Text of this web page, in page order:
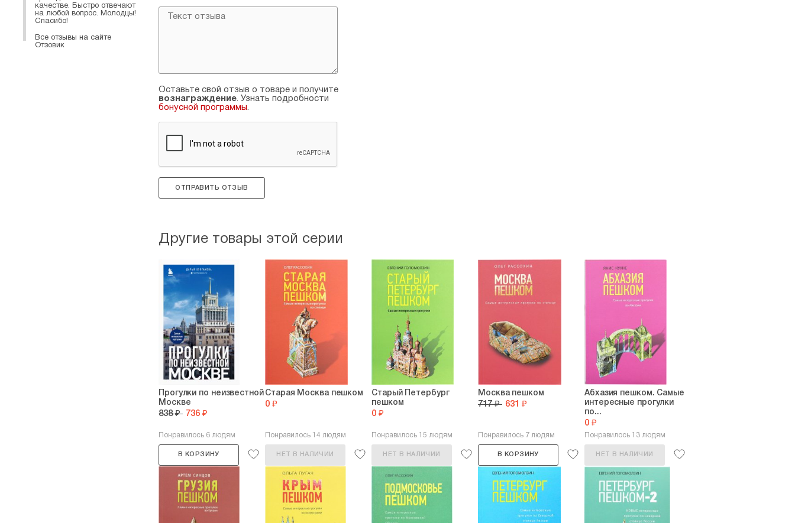
Оставьте свой отзыв о товаре и получите
вознаграждение. Узнать подробности
бонусной программы.
ОТПРАВИТЬ ОТЗЫВ
Другие товары этой серии
Прогулки по неизвестной
Москве
838 ₽ 736 ₽
Понравилось 6 людям
В КОРЗИНУ
Старая Москва пешком
0 ₽
Понравилось 14 людям
НЕТ В НАЛИЧИИ
Старый Петербург
пешком
0 ₽
Понравилось 15 людям
НЕТ В НАЛИЧИИ
Москва пешком
717 ₽ 631 ₽
Понравилось 7 людям
В КОРЗИНУ
Абхазия пешком. Самые
интересные прогулки
по...
0 ₽
Понравилось 13 людям
НЕТ В НАЛИЧИИ
качестве. Быстро отвечают
на любой вопрос. Молодцы!
Спасибо!
Все отзывы на сайте
Отзовик